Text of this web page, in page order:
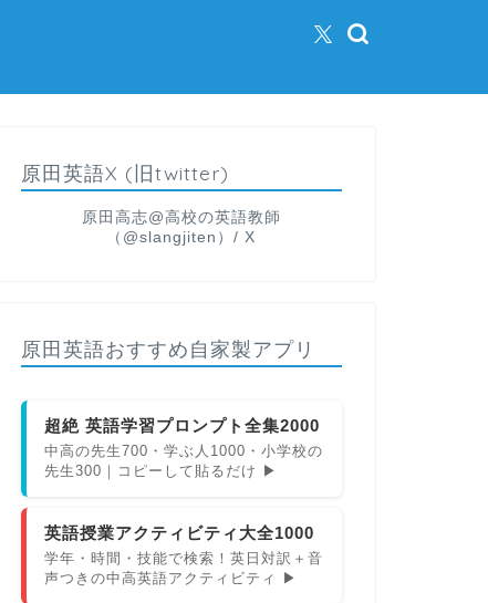
原田英語X (旧twitter)
原田高志@高校の英語教師
（@slangjiten）/ X
原田英語おすすめ自家製アプリ
超絶 英語学習プロンプト全集2000
中高の先生700・学ぶ人1000・小学校の
先生300｜コピーして貼るだけ ▶
英語授業アクティビティ大全1000
学年・時間・技能で検索！英日対訳＋音
声つきの中高英語アクティビティ ▶